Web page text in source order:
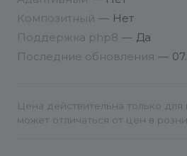
array(
"ID" => "тут нужно указать ID
"COMPONENT_TEMPLATE" =>
);?>
Телеграм: @itfavorite
Композитный — Нет
Поддержка php8 — Да
Последние обновления —
Цена действительна только для
может отличаться от цен в